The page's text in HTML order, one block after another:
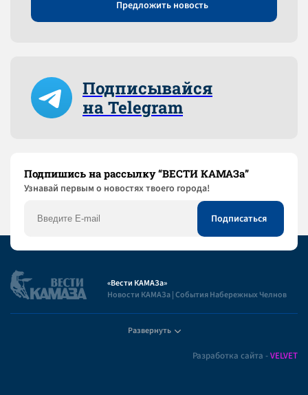
Предложить новость
Подписывайся
на Telegram
Подпишись на рассылку “ВЕСТИ КАМАЗа”
Узнaвай первым о новостях твоего города!
«Вести КАМАЗа»
Новости КАМАЗа | События Набережных Челнов
Развернуть
Разработка сайта -VELVET